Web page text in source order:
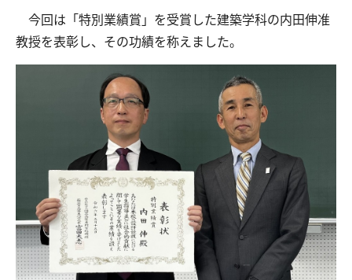
保護者の方 卒業生の方 地域・企業の方
交通アクセス
今回は「特別業績賞」を受賞した建築学科の内田伸准
教授を表彰し、その功績を称えました。